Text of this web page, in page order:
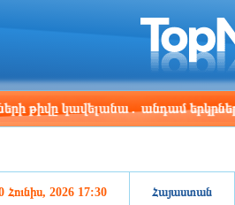
Los Angeles
08:46
անդամ երկրներն
Հունիս, 2026 17:30 Հայաստան